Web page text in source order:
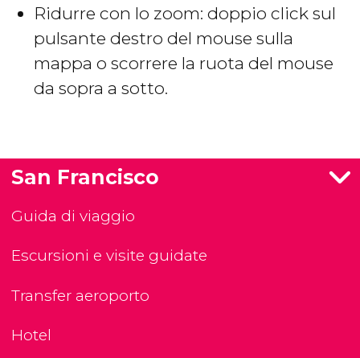
Ridurre con lo zoom: doppio click sul
pulsante destro del mouse sulla
mappa o scorrere la ruota del mouse
da sopra a sotto.
San Francisco
Guida di viaggio
Escursioni e visite guidate
Transfer aeroporto
Hotel